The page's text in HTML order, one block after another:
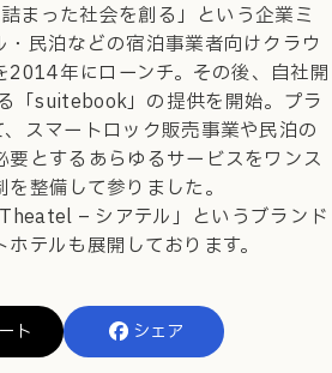
まった社会を創る」という企業ミ
・民泊などの宿泊事業者向けクラウ
2014年にローンチ。その後、自社開
「suitebook」の提供を開始。プラ
スマートロック販売事業や民泊の
とするあらゆるサービスをワンス
整備して参りました。
– シアテル」というブランド
テルも展開しております。
シェア
ト